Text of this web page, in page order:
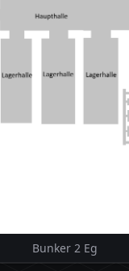
Bunker 2 Eg